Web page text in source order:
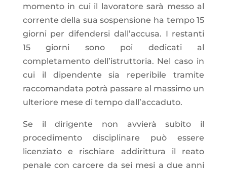
momento in cui il lavoratore sarà messo al
corrente della sua sospensione ha tempo 15
giorni per difendersi dall’accusa. I restanti
15 giorni sono poi dedicati al
completamento dell’istruttoria. Nel caso in
cui il dipendente sia reperibile tramite
raccomandata potrà passare al massimo un
ulteriore mese di tempo dall’accaduto.
Se il dirigente non avvierà subito il
procedimento disciplinare può essere
licenziato e rischiare addirittura il reato
penale con carcere da sei mesi a due anni